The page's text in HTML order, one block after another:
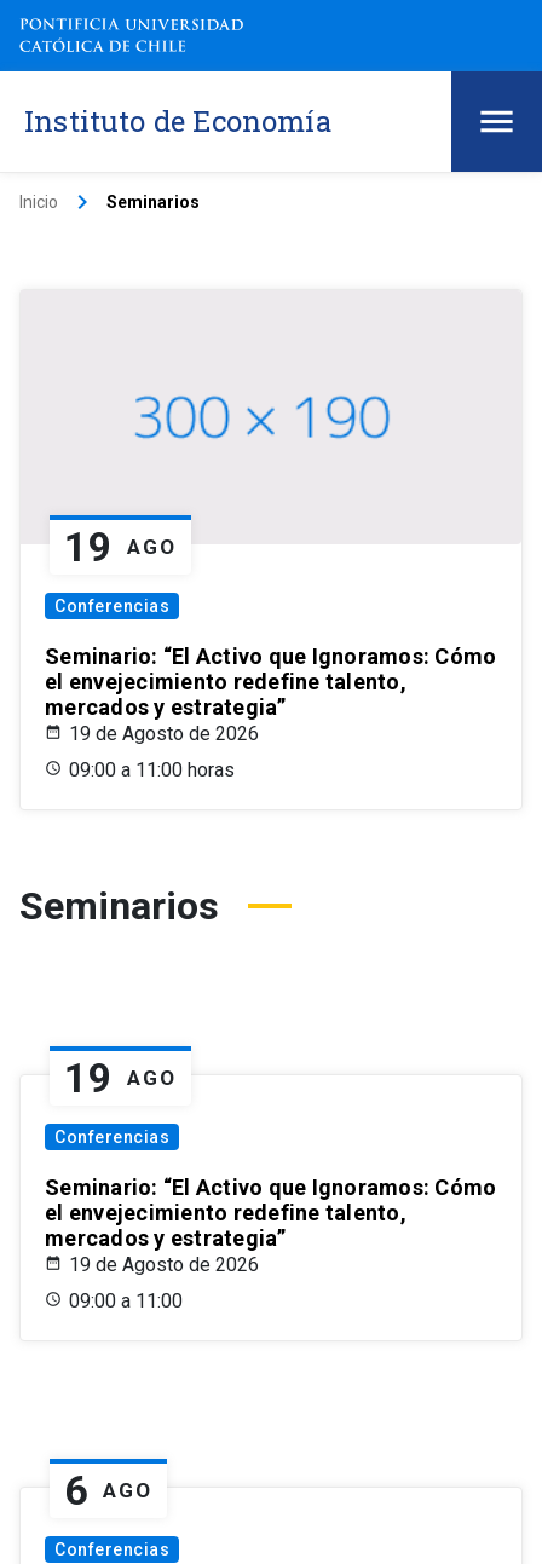
Instituto de Economía
Inicio keyboard_arrow_right Seminarios
19 AGO
Conferencias
Seminario: “El Activo que Ignoramos: Cómo
el envejecimiento redefine talento,
mercados y estrategia”
19 de Agosto de 2026
09:00 a 11:00 horas
Seminarios
19 AGO
Conferencias
Seminario: “El Activo que Ignoramos: Cómo
el envejecimiento redefine talento,
mercados y estrategia”
19 de Agosto de 2026
09:00 a 11:00
6 AGO
Conferencias